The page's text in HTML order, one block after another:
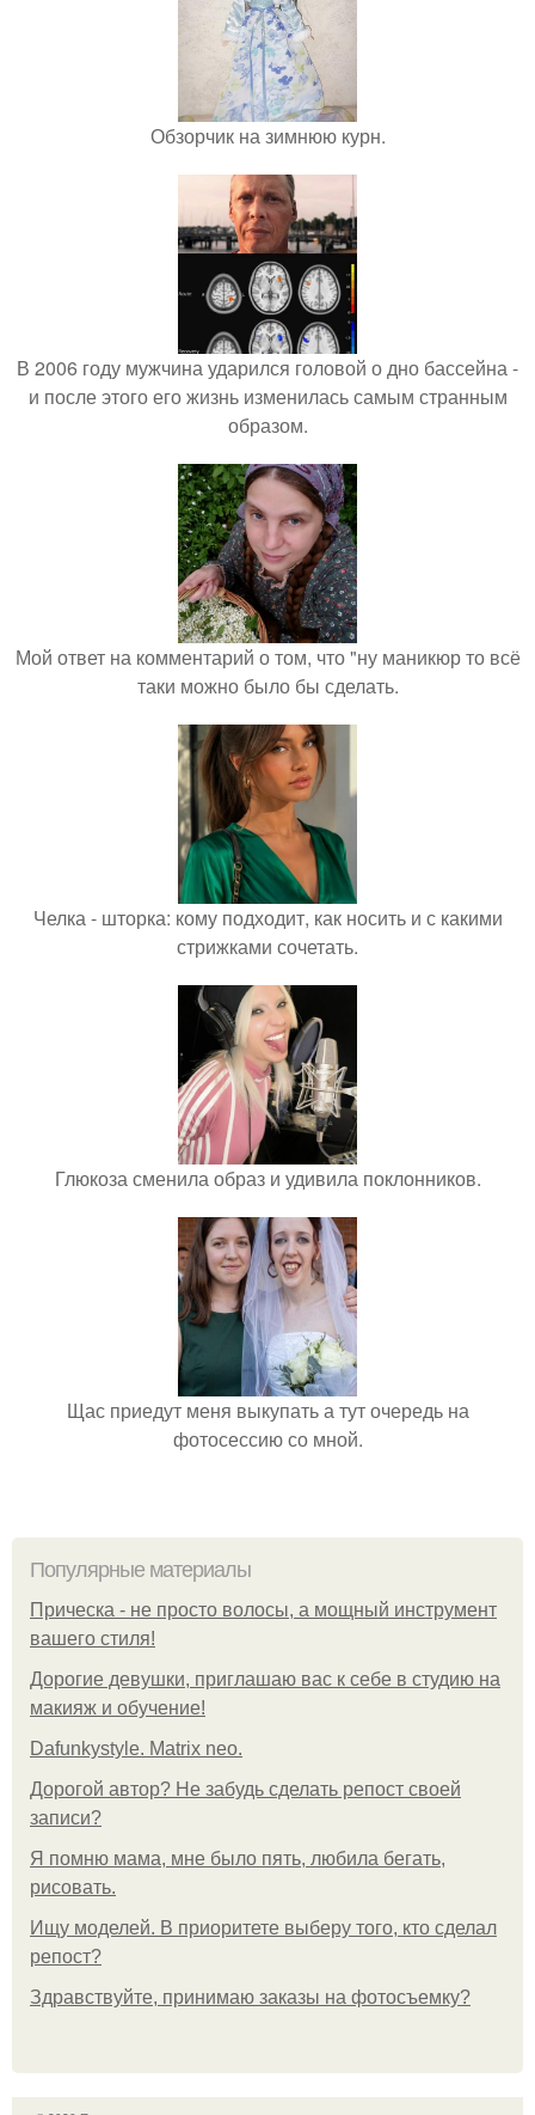
Обзорчик на зимнюю курн.
В 2006 году мужчина ударился головой о дно бассейна -
и после этого его жизнь изменилась самым странным
образом.
Мой ответ на комментарий о том, что "ну маникюр то всё
таки можно было бы сделать.
Челка - шторка: кому подходит, как носить и с какими
стрижками сочетать.
Глюкоза сменила образ и удивила поклонников.
Щас приедут меня выкупать а тут очередь на
фотосессию со мной.
Популярные материалы
Прическа - не просто волосы, а мощный инструмент
вашего стиля!
Дорогие девушки, приглашаю вас к себе в студию на
макияж и обучение!
Dafunkystyle. Matrix neo.
Дорогой автор? Не забудь сделать репост своей
записи?
Я помню мама, мне было пять, любила бегать,
рисовать.
Ищу моделей. В приоритете выберу того, кто сделал
репост?
Здравствуйте, принимаю заказы на фотосъемку?